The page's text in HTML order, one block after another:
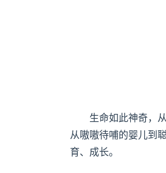
生命如此神奇，
从嗷嗷待哺的婴儿到
育、成长。